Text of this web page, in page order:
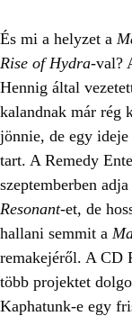
És mi a helyzet a
Rise of Hydra-val?
Hennig által
kalandnak már rég
jönnie, de egy ideje
tart. A Remedy
szeptemberben
Resonant-et, de
hallani semmit a
remakejéről. A CD
több projektet
Kaphatunk-e egy